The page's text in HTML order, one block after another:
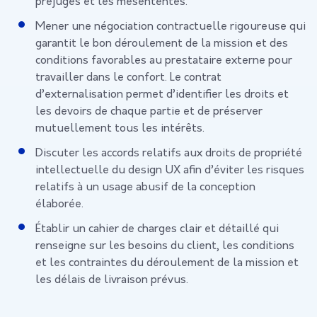
Mener une négociation contractuelle rigoureuse qui
garantit le bon déroulement de la mission et des
conditions favorables au prestataire externe pour
travailler dans le confort. Le contrat
d’externalisation permet d’identifier les droits et
les devoirs de chaque partie et de préserver
mutuellement tous les intérêts.
Discuter les accords relatifs aux droits de propriété
intellectuelle du design UX afin d’éviter les risques
relatifs à un usage abusif de la conception
élaborée.
Établir un cahier de charges clair et détaillé qui
renseigne sur les besoins du client, les conditions
et les contraintes du déroulement de la mission et
les délais de livraison prévus.